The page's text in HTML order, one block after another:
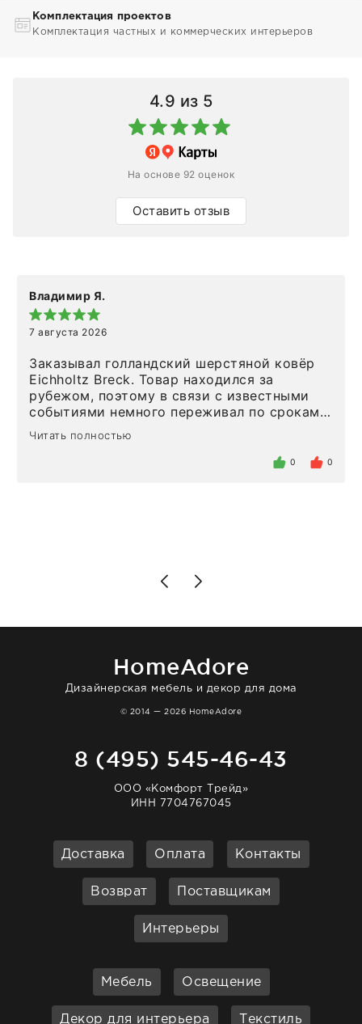
Комплектация проектов
Комплектация частных и коммерческих интерьеров
4.9 из 5
На основе 92 оценок
Оставить отзыв
Владимир Я.
7 августа 2026
Заказывал голландский шерстяной ковёр
Eichholtz Breck. Товар находился за
рубежом, поэтому в связи с известными
событиями немного переживал по срокам.
Но homeadore привезли ровно в
определенное в договоре время, без
то качество выше всяких похвал. Выглядит
Читать полностью
0 0
HomeAdore
Дизайнерская мебель и декор для дома
© 2014 — 2026 HomeAdore
8 (495) 545-46-43
ООО «Комфорт Трейд»
ИНН 7704767045
Доставка Оплата Контакты
Возврат Поставщикам
Интерьеры
Мебель Освещение
Декор для интерьера Текстиль